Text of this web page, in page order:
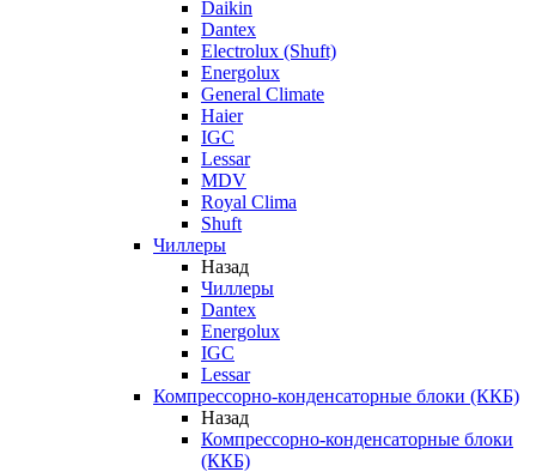
Daikin
Dantex
Electrolux (Shuft)
Energolux
General Climate
Haier
IGC
Lessar
MDV
Royal Clima
Shuft
Чиллеры
Назад
Чиллеры
Dantex
Energolux
IGC
Lessar
Компрессорно-конденсаторные блоки (ККБ)
Назад
Компрессорно-конденсаторные блоки
(ККБ)